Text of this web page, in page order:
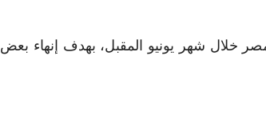
خلال شهر يونيو المقبل، بهدف إنهاء بعض